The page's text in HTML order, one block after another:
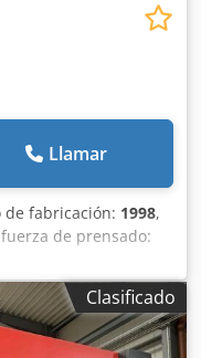
Llamar
de fabricación: 1998,
de prensado:
ejes:
ejes se fabricó en
de prensado de 1000
mm, lo que le
diversas
Clasificado